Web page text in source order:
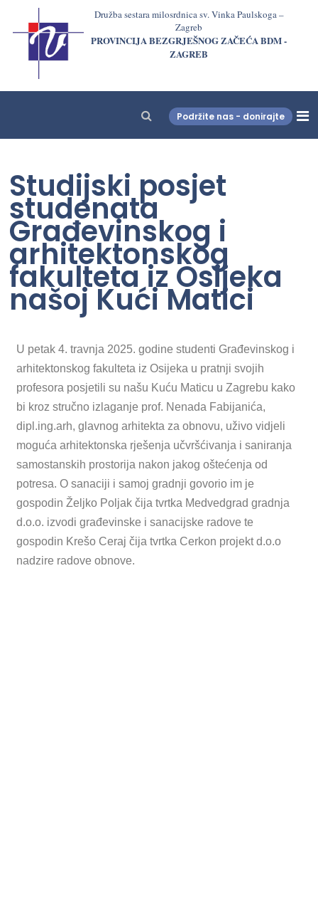
Družba sestara milosrdnica sv. Vinka Paulskoga –
Zagreb
PROVINCIJA BEZGRJEŠNOG ZAČEĆA BDM -
ZAGREB
Podržite nas - donirajte
Studijski posjet
studenata
Građevinskog i
arhitektonskog
fakulteta iz Osijeka
našoj Kući Matici
U petak 4. travnja 2025. godine studenti Građevinskog i
arhitektonskog fakulteta iz Osijeka u pratnji svojih
profesora posjetili su našu Kuću Maticu u Zagrebu kako
bi kroz stručno izlaganje prof. Nenada Fabijanića,
dipl.ing.arh, glavnog arhitekta za obnovu, uživo vidjeli
moguća arhitektonska rješenja učvršćivanja i saniranja
samostanskih prostorija nakon jakog oštećenja od
potresa. O sanaciji i samoj gradnji govorio im je
gospodin Željko Poljak čija tvrtka Medvedgrad gradnja
d.o.o. izvodi građevinske i sanacijske radove te
gospodin Krešo Ceraj čija tvrtka Cerkon projekt d.o.o
nadzire radove obnove.